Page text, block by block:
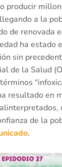
producir
a la
de renovada
ha estado
sin
de la Salud
resultado en
de la
.